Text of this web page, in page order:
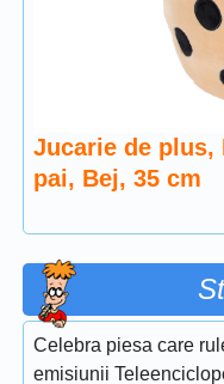
Jucarie de plus,
pai, Bej, 35 cm
Celebra piesa care
emisiunii